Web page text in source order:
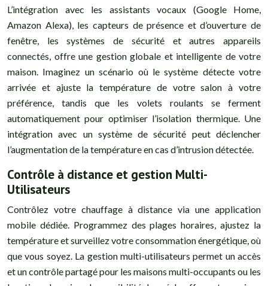
L’intégration avec les assistants vocaux (Google Home,
Amazon Alexa), les capteurs de présence et d’ouverture de
fenêtre, les systèmes de sécurité et autres appareils
connectés, offre une gestion globale et intelligente de votre
maison. Imaginez un scénario où le système détecte votre
arrivée et ajuste la température de votre salon à votre
préférence, tandis que les volets roulants se ferment
automatiquement pour optimiser l’isolation thermique. Une
intégration avec un système de sécurité peut déclencher
l’augmentation de la température en cas d’intrusion détectée.
Contrôle à distance et gestion Multi-
Utilisateurs
Contrôlez votre chauffage à distance via une application
mobile dédiée. Programmez des plages horaires, ajustez la
température et surveillez votre consommation énergétique, où
que vous soyez. La gestion multi-utilisateurs permet un accès
et un contrôle partagé pour les maisons multi-occupants ou les